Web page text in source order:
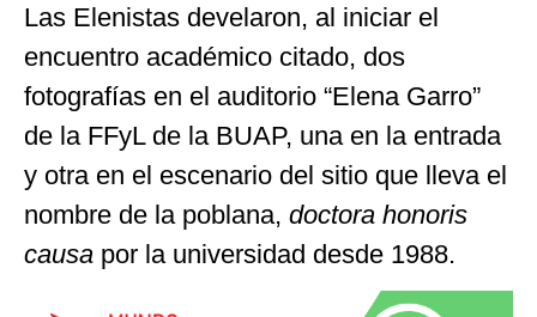
Las Elenistas develaron, al iniciar el
encuentro académico citado, dos
fotografías en el auditorio “Elena Garro”
de la FFyL de la BUAP, una en la entrada
y otra en el escenario del sitio que lleva el
nombre de la poblana, doctora honoris
causa por la universidad desde 1988.